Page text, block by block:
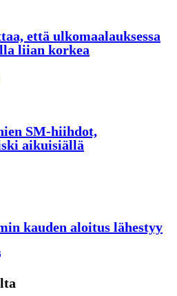
että ulkomaalauksessa
liian korkea
SM-hiihdot,
aikuisiällä
kauden aloitus lähestyy